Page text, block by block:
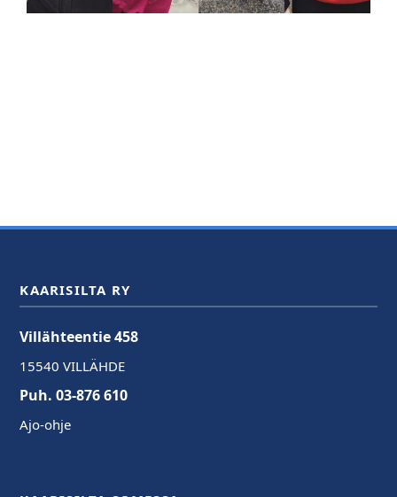
KAARISILTA RY
Villähteentie 458
15540 VILLÄHDE
Puh. 03-876 610
Ajo-ohje